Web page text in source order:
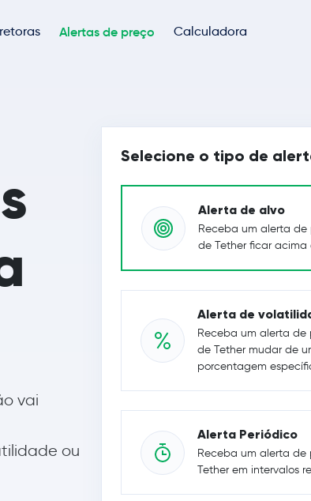
Alertas de preço Calculadora
vai
ou
Selecione o tipo de
Alerta de alvo
Receba um alerta
de Tether ficar acima
Alerta de
Receba um alerta
de Tether mudar de
porcentagem
Alerta Periódico
Receba um alerta
Tether em intervalos